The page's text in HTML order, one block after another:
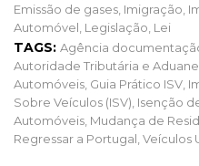
Emissão de gases Imigração
Automóvel Legislação Lei
TAGS: Agência
Autoridade Tributária e
Automóveis Guia Prático ISV
Sobre Veículos (ISV) Isenção
Automóveis Mudança de
Regressar a Portugal Veículos